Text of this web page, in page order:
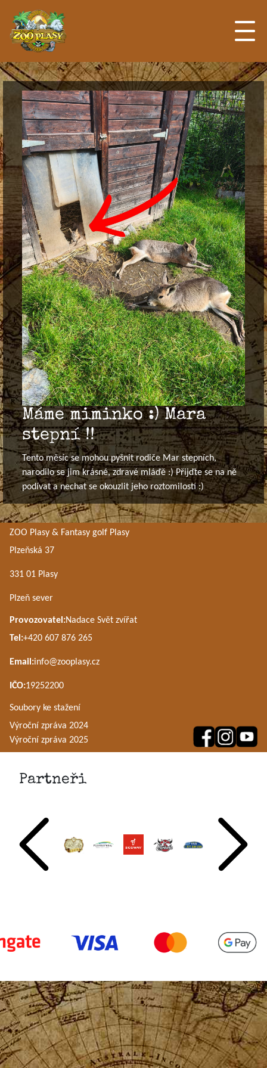
Máme miminko :) Mara
stepní !!
Tento měsíc se mohou pyšnit rodiče Mar stepních,
narodilo se jim krásné, zdravé mláďě :) Přijďte se na ně
podívat a nechat se okouzlit jeho roztomilostí :)
ZOO Plasy & Fantasy golf Plasy
Plzeňská 37
331 01 Plasy
Plzeň sever
Provozovatel:Nadace Svět zvířat
Tel:+420 607 876 265
Email:info@zooplasy.cz
IČO:19252200
Soubory ke stažení
Výroční zpráva 2024
Výroční zpráva 2025
Partneři